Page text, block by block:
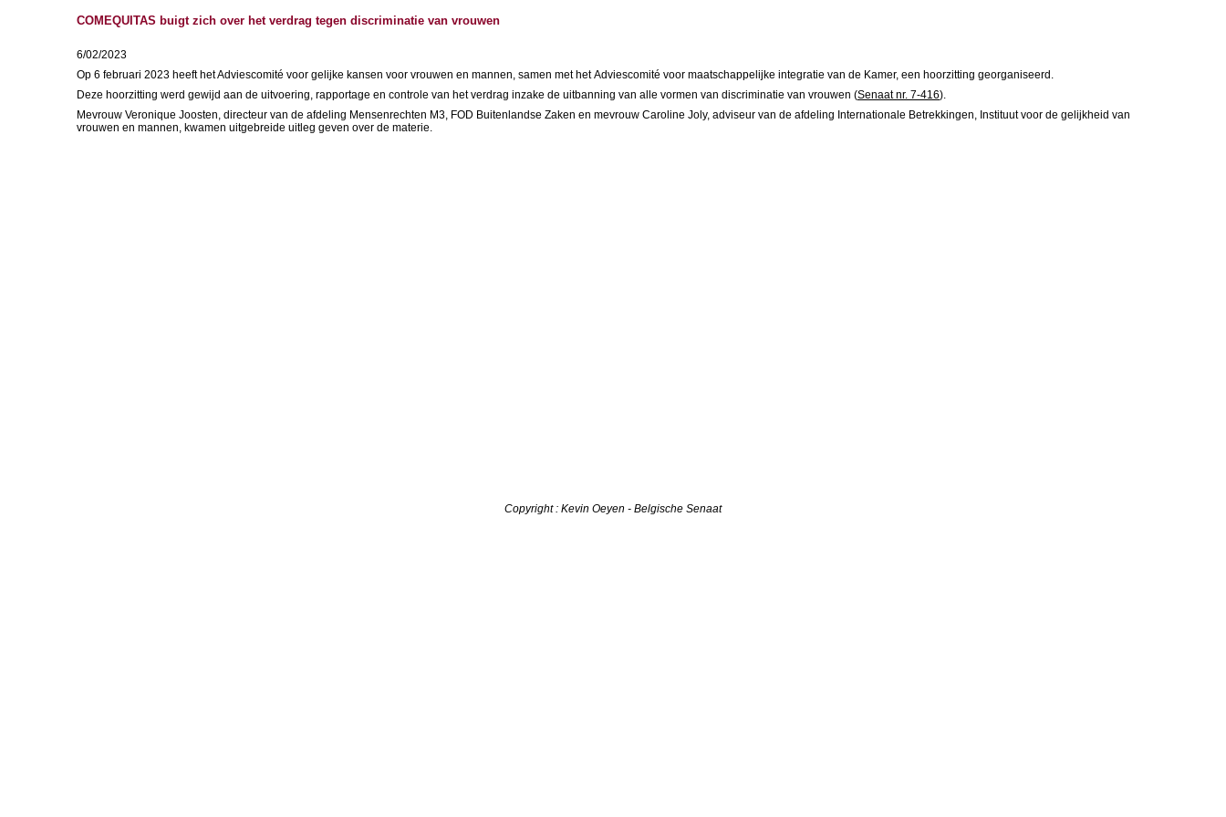
COMEQUITAS buigt zich over het verdrag tegen discriminatie van vrouwen
6/02/2023
Op 6 februari 2023 heeft het Adviescomité voor gelijke kansen voor vrouwen en mannen, samen met het Adviescomité voor maatschappelijke integratie van de Kamer, een hoorzitting georganiseerd.
Deze hoorzitting werd gewijd aan de uitvoering, rapportage en controle van het verdrag inzake de uitbanning van alle vormen van discriminatie van vrouwen (Senaat nr. 7-416).
Mevrouw Veronique Joosten, directeur van de afdeling Mensenrechten M3, FOD Buitenlandse Zaken en mevrouw Caroline Joly, adviseur van de afdeling Internationale Betrekkingen, Instituut voor de gelijkheid van
vrouwen en mannen, kwamen uitgebreide uitleg geven over de materie.
Copyright : Kevin Oeyen - Belgische Senaat